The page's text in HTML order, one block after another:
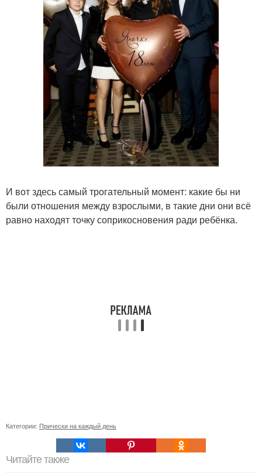
И вот здесь самый трогательный момент: какие бы ни
были отношения между взрослыми, в такие дни они всё
равно находят точку соприкосновения ради ребёнка.
Категории: Прически на каждый день
Читайте также